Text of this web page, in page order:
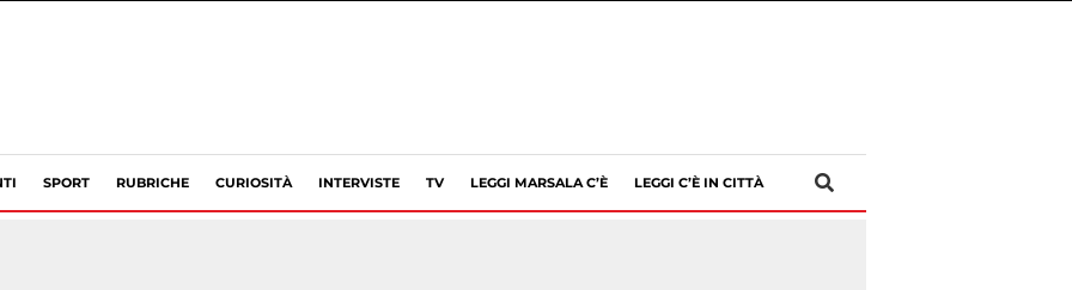
SPORT RUBRICHE CURIOSITÀ INTERVISTE TV LEGGI MARSALA C’È LEGGI C’È IN CITTÀ